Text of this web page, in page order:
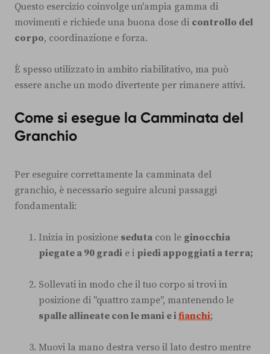
Questo esercizio coinvolge un'ampia gamma di
movimenti e richiede una buona dose di controllo del
corpo, coordinazione e forza.
È spesso utilizzato in ambito riabilitativo, ma può
essere anche un modo divertente per rimanere attivi.
Come si esegue la Camminata del
Granchio
Per eseguire correttamente la camminata del
granchio, è necessario seguire alcuni passaggi
fondamentali:
Inizia in posizione seduta con le ginocchia
piegate a 90 gradi e i piedi appoggiati a terra;
Sollevati in modo che il tuo corpo si trovi in
posizione di "quattro zampe", mantenendo le
spalle allineate con le mani e ifianchi;
Muovi la mano destra verso il lato destro mentre